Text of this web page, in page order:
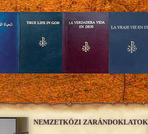
NEMZETKÖZI ZARÁNDOKLATOK